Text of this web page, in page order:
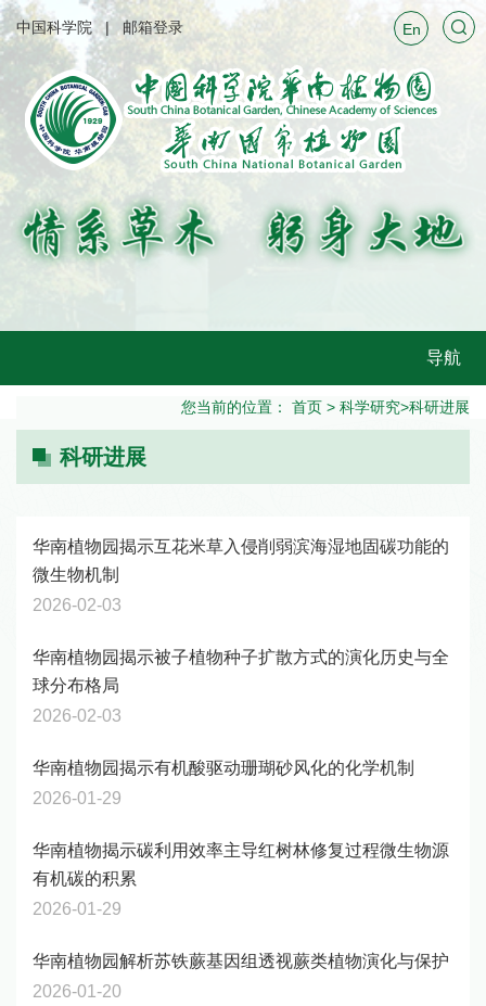
中国科学院 邮箱登录 En
导航
您当前的位置： 首页 > 科学研究>科研进展
科研进展
华南植物园揭示互花米草入侵削弱滨海湿地固碳功能的
微生物机制
2026-02-03
华南植物园揭示被子植物种子扩散方式的演化历史与全
球分布格局
2026-02-03
华南植物园揭示有机酸驱动珊瑚砂风化的化学机制
2026-01-29
华南植物揭示碳利用效率主导红树林修复过程微生物源
有机碳的积累​
2026-01-29
华南植物园解析苏铁蕨基因组透视蕨类植物演化与保护
2026-01-20